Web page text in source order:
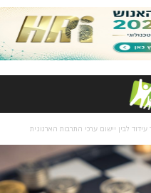
לבין יישום ערכי התרבות הארגונית